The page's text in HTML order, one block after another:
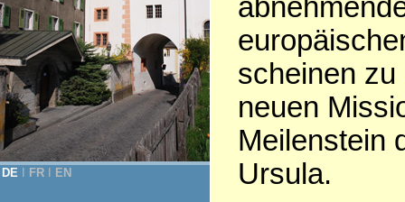
DE FR EN
scheinen
neuen
Meilenstein
Ursula.